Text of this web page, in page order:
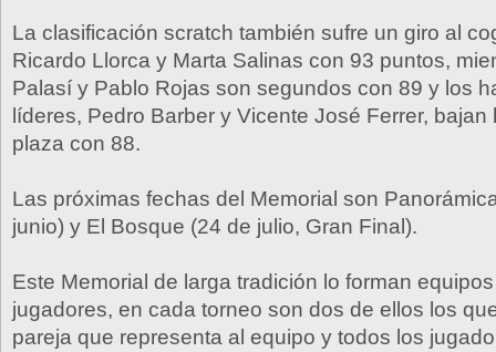
La clasificación scratch también sufre un giro al
Ricardo Llorca y Marta Salinas con 93 puntos,
Palasí y Pablo Rojas son segundos con 89 y los
líderes, Pedro Barber y Vicente José Ferrer, bajan
plaza con 88.
Las próximas fechas del Memorial son
junio) y El Bosque (24 de julio, Gran Final).
Este Memorial de larga tradición lo forman
jugadores, en cada torneo son dos de ellos los
pareja que representa al equipo y todos los